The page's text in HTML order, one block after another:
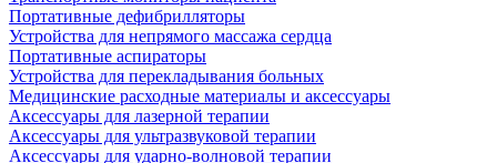
Портативные дефибрилляторы
Устройства для непрямого массажа сердца
Портативные аспираторы
Устройства для перекладывания больных
Медицинские расходные материалы и аксессуары
Аксессуары для лазерной терапии
Аксессуары для ультразвуковой терапии
Аксессуары для ударно-волновой терапии